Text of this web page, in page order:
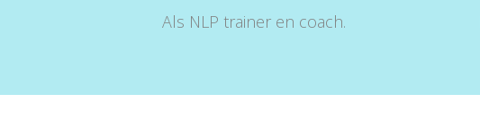
Als NLP trainer en coach.